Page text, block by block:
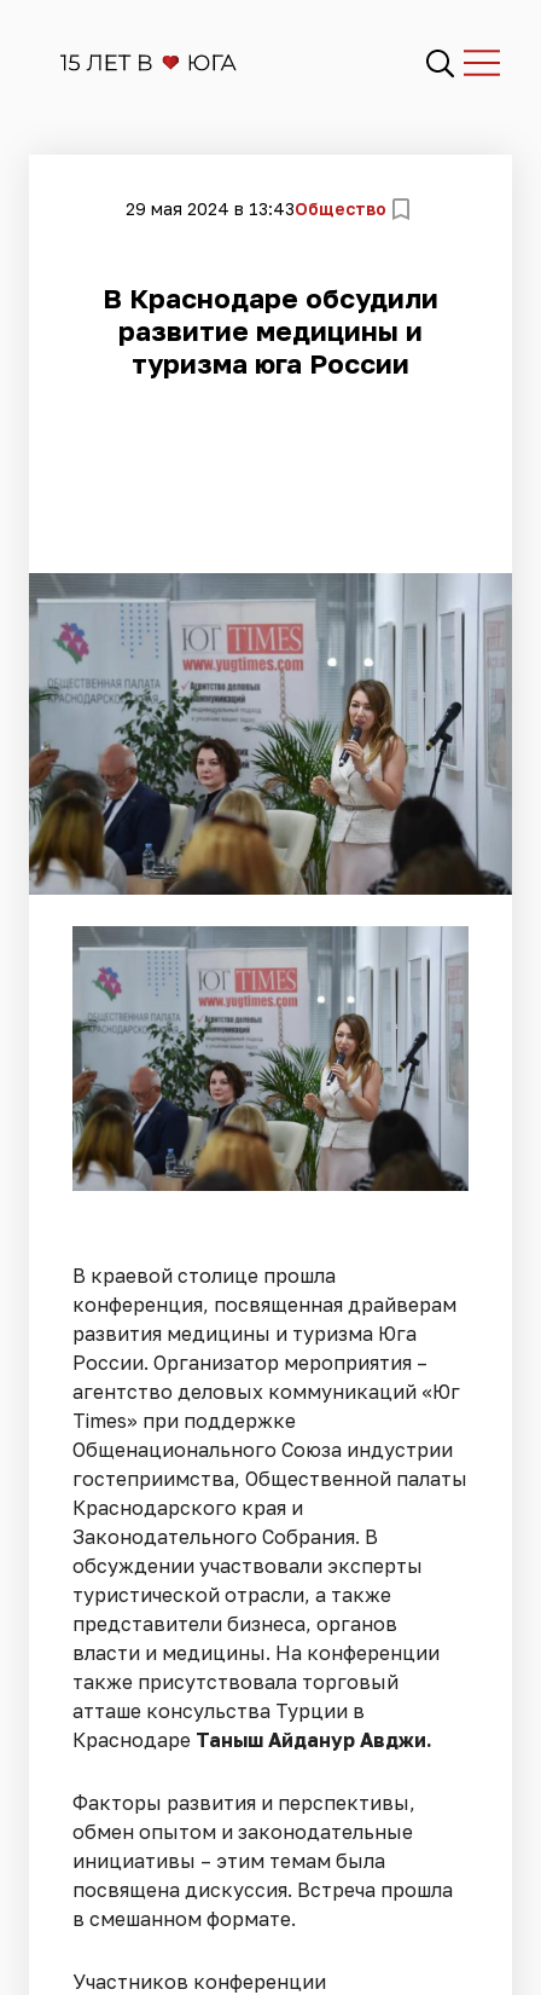
29 мая 2024 в 13:43Общество
В Краснодаре обсудили
развитие медицины и
туризма юга России
В краевой столице прошла
конференция, посвященная драйверам
развития медицины и туризма Юга
России. Организатор мероприятия –
агентство деловых коммуникаций «Юг
Times» при поддержке
Общенационального Союза индустрии
гостеприимства, Общественной палаты
Краснодарского края и
Законодательного Собрания. В
обсуждении участвовали эксперты
туристической отрасли, а также
представители бизнеса, органов
власти и медицины. На конференции
также присутствовала торговый
атташе консульства Турции в
Краснодаре Таныш Айданур Авджи.
Факторы развития и перспективы,
обмен опытом и законодательные
инициативы – этим темам была
посвящена дискуссия. Встреча прошла
в смешанном формате.
Участников конференции